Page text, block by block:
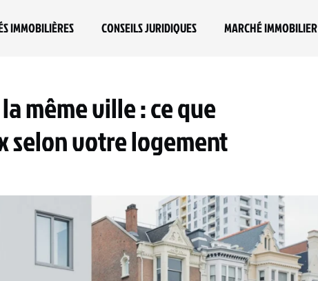
IMMOBILIÈRES CONSEILS JURIDIQUES MARCHÉ IMMOBILIER
même ville : ce que
selon votre logement